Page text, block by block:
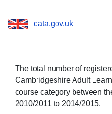
data.gov.uk
The total number of
Cambridgeshire Adult
course category between
2010/2011 to 2014/2015.